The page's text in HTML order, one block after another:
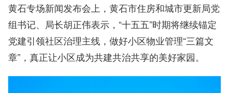
黄石专场新闻发布会上，黄石市住房和城市更新局党
组书记、局长胡正伟表示，“十五五”时期将继续锚定
党建引领社区治理主线，做好小区物业管理“三篇文
章”，真正让小区成为共建共治共享的美好家园。